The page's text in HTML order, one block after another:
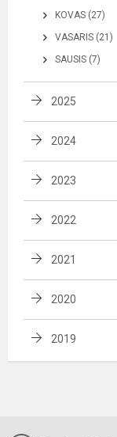
KOVAS (27)
VASARIS (21)
SAUSIS (7)
2025
2024
2023
2022
2021
2020
2019